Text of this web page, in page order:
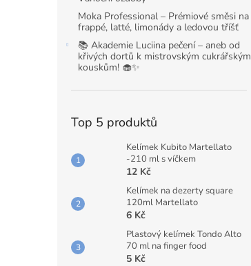
Moka Professional – Prémiové směsi na
frappé, latté, limonády a ledovou tříšť
📚 Akademie Luciina pečení – aneb od
křivých dortů k mistrovským cukrářským
kouskům! 🧁✨
Top 5 produktů
Kelímek Kubito Martellato
-210 ml s víčkem
12 Kč
Kelímek na dezerty square
120ml Martellato
6 Kč
Plastový kelímek Tondo Alto
70 ml na finger food
5 Kč